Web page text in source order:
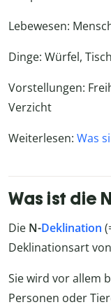
Lebewesen:
Dinge: Würfel,
Vorstellungen:
Verzicht
Weiterlesen: Was
Was ist die
Die N-Deklination
Deklinationsart
Sie wird vor allem
Personen oder